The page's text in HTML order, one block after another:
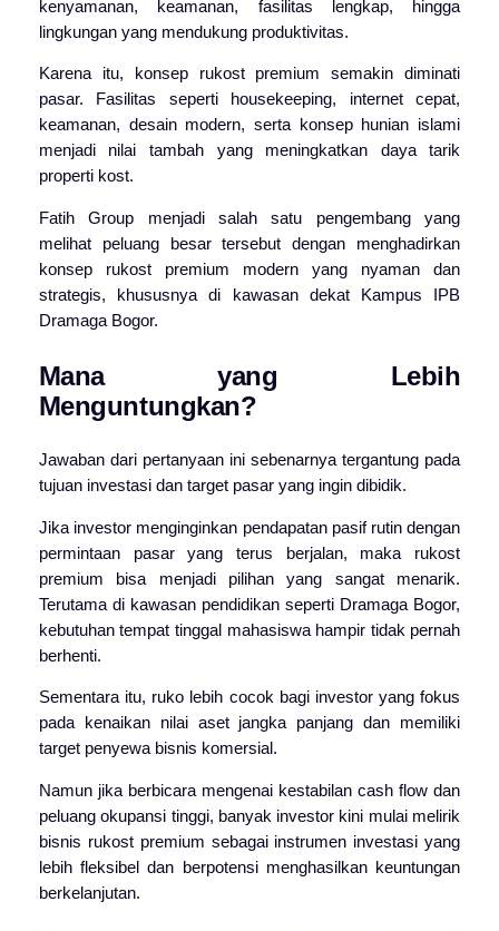
kenyamanan, keamanan, fasilitas lengkap, hingga
lingkungan yang mendukung produktivitas.
Karena itu, konsep rukost premium semakin diminati
pasar. Fasilitas seperti housekeeping, internet cepat,
keamanan, desain modern, serta konsep hunian islami
menjadi nilai tambah yang meningkatkan daya tarik
properti kost.
Fatih Group menjadi salah satu pengembang yang
melihat peluang besar tersebut dengan menghadirkan
konsep rukost premium modern yang nyaman dan
strategis, khususnya di kawasan dekat Kampus IPB
Dramaga Bogor.
Mana yang Lebih
Menguntungkan?
Jawaban dari pertanyaan ini sebenarnya tergantung pada
tujuan investasi dan target pasar yang ingin dibidik.
Jika investor menginginkan pendapatan pasif rutin dengan
permintaan pasar yang terus berjalan, maka rukost
premium bisa menjadi pilihan yang sangat menarik.
Terutama di kawasan pendidikan seperti Dramaga Bogor,
kebutuhan tempat tinggal mahasiswa hampir tidak pernah
berhenti.
Sementara itu, ruko lebih cocok bagi investor yang fokus
pada kenaikan nilai aset jangka panjang dan memiliki
target penyewa bisnis komersial.
Namun jika berbicara mengenai kestabilan cash flow dan
peluang okupansi tinggi, banyak investor kini mulai melirik
bisnis rukost premium sebagai instrumen investasi yang
lebih fleksibel dan berpotensi menghasilkan keuntungan
berkelanjutan.